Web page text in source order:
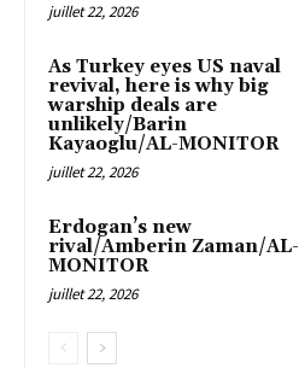
juillet 22, 2026
As Turkey eyes US naval
revival, here is why big
warship deals are
unlikely/Barin
Kayaoglu/AL-MONITOR
juillet 22, 2026
Erdogan’s new
rival/Amberin Zaman/AL-
MONITOR
juillet 22, 2026